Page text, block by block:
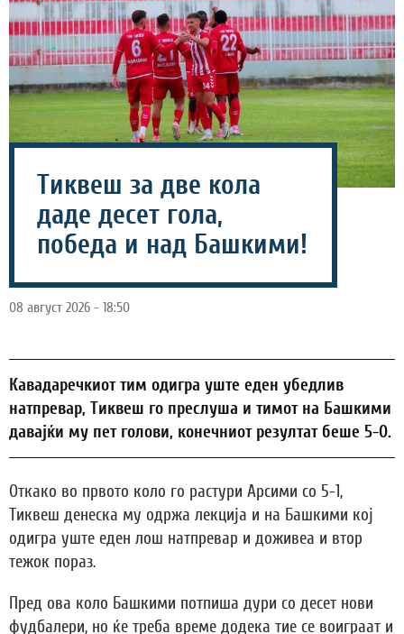
Тиквеш за две кола
даде десет гола,
победа и над Башкими!
08 август 2026 - 18:50
Кавадаречкиот тим одигра уште еден убедлив
натпревар, Тиквеш го преслуша и тимот на Башкими
давајќи му пет голови, конечниот резултат беше 5-0.
Откако во првото коло го растури Арсими со 5-1,
Тиквеш денеска му одржа лекција и на Башкими кој
одигра уште еден лош натпревар и доживеа и втор
тежок пораз.
Пред ова коло Башкими потпиша дури со десет нови
фудбалери, но ќе треба време додека тие се воиграат и